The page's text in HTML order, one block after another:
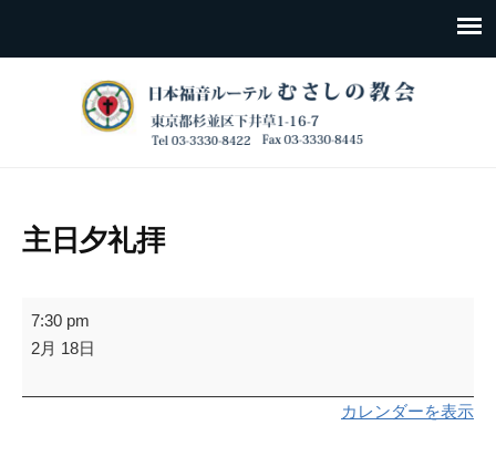
主日夕礼拝
主
日
礼
7:30 pm
2月 18日
カレンダーを表示